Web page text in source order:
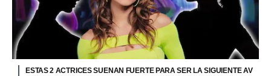
ESTAS 2 ACTRICES SUENAN FUERTE PARA SER LA SIGUIENTE AV